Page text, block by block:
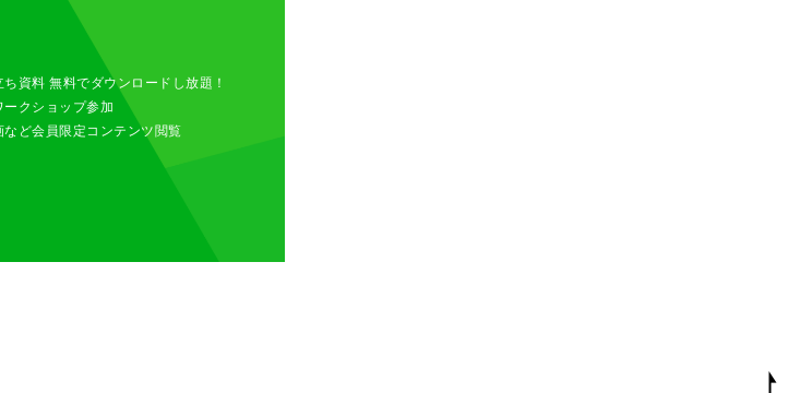
資料 無料でダウンロードし放題！
クショップ参加
ど会員限定コンテンツ閲覧